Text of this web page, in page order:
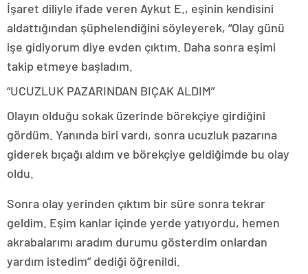
İşaret diliyle ifade veren Aykut E., eşinin kendisini
aldattığından şüphelendiğini söyleyerek, “Olay günü
işe gidiyorum diye evden çıktım. Daha sonra eşimi
takip etmeye başladım.
“UCUZLUK PAZARINDAN BIÇAK ALDIM”
Olayın olduğu sokak üzerinde börekçiye girdiğini
gördüm. Yanında biri vardı, sonra ucuzluk pazarına
giderek bıçağı aldım ve börekçiye geldiğimde bu olay
oldu.
Sonra olay yerinden çıktım bir süre sonra tekrar
geldim. Eşim kanlar içinde yerde yatıyordu, hemen
akrabalarımı aradım durumu gösterdim onlardan
yardım istedim” dediği öğrenildi.